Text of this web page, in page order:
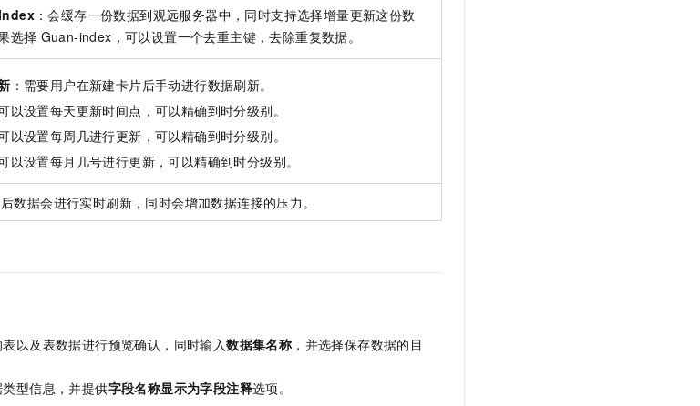
：会缓存一份数据到观远服务器中，同时支持选择增量更新这份数
选择 Guan-index，可以设置一个去重主键，去除重复数据。
：需要用户在新建卡片后手动进行数据刷新。
以设置每天更新时间点，可以精确到时分级别。
以设置每周几进行更新，可以精确到时分级别。
以设置每月几号进行更新，可以精确到时分级别。
数据会进行实时刷新，同时会增加数据连接的压力。
以及表数据进行预览确认，同时输入数据集名称 ，并选择保存数据的目
型信息，并提供字段名称显示为字段注释选项。